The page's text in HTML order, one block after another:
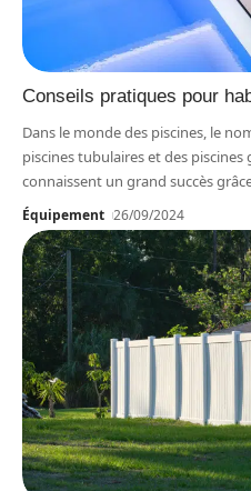
Conseils pratiques pour
Dans le monde des piscines, le
piscines tubulaires et des piscines
connaissent un grand succès
Équipement 26/09/2024